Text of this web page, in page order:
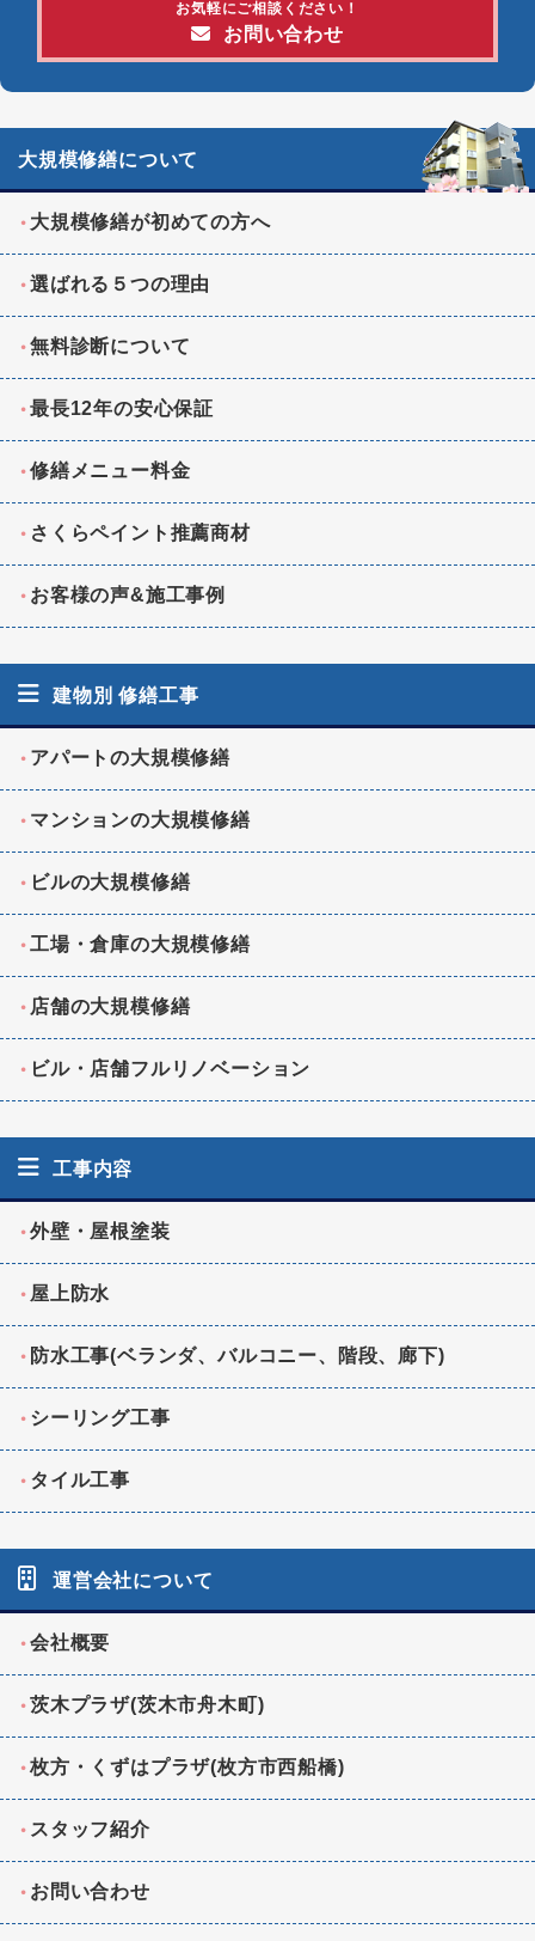
お気軽にご相談ください！
お問い合わせ
大規模修繕について
大規模修繕が初めての方へ
選ばれる５つの理由
無料診断について
最長12年の安心保証
修繕メニュー料金
さくらペイント推薦商材
お客様の声&施工事例
建物別 修繕工事
アパートの大規模修繕
マンションの大規模修繕
ビルの大規模修繕
工場・倉庫の大規模修繕
店舗の大規模修繕
ビル・店舗フルリノベーション
工事内容
外壁・屋根塗装
屋上防水
防水工事(ベランダ、バルコニー、階段、廊下)
シーリング工事
タイル工事
運営会社について
会社概要
茨木プラザ(茨木市舟木町)
枚方・くずはプラザ(枚方市西船橋)
スタッフ紹介
お問い合わせ